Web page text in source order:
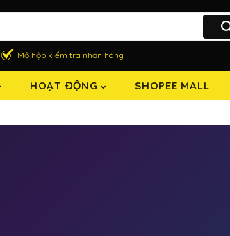
Mở hộp kiểm tra nhận hàng
HOẠT ĐỘNG SHOPEE MALL